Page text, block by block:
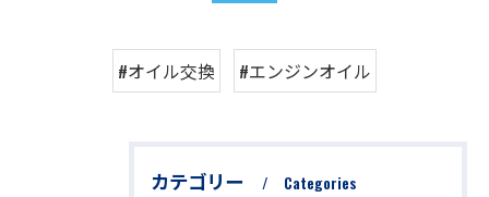
#オイル交換 #エンジンオイル
カテゴリー Categories